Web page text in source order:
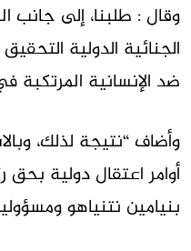
وقال : طلبنا، إلى جانب
الجنائية الدولية
ضد الإنسانية المرتكبة
وأضاف “نتيجة لذلك،
أوامر اعتقال دولية بحق
بنيامين نتنياهو